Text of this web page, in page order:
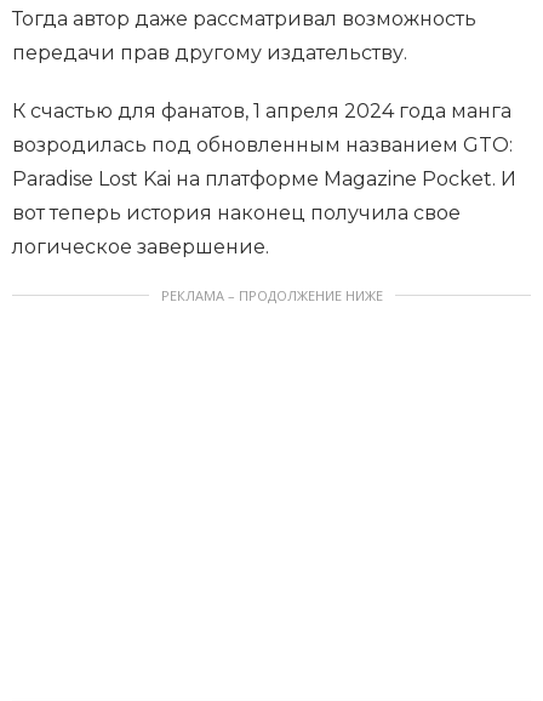
Тогда автор даже рассматривал возможность
передачи прав другому издательству.
К счастью для фанатов, 1 апреля 2024 года манга
возродилась под обновленным названием GTO:
Paradise Lost Kai на платформе Magazine Pocket. И
вот теперь история наконец получила свое
логическое завершение.
РЕКЛАМА – ПРОДОЛЖЕНИЕ НИЖЕ